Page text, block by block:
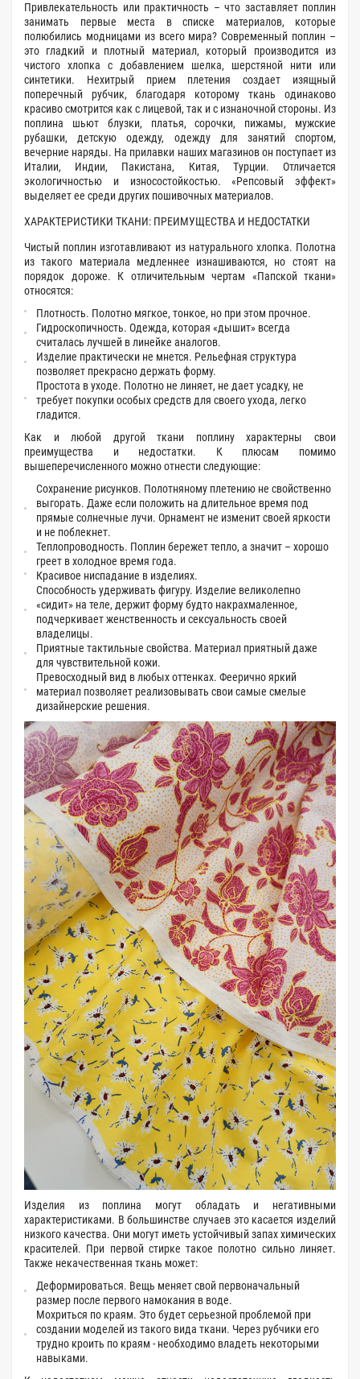
Привлекательность или практичность – что заставляет поплин
занимать первые места в списке материалов, которые
полюбились модницами из всего мира? Современный поплин –
это гладкий и плотный материал, который производится из
чистого хлопка с добавлением шелка, шерстяной нити или
синтетики. Нехитрый прием плетения создает изящный
поперечный рубчик, благодаря которому ткань одинаково
красиво смотрится как с лицевой, так и с изнаночной стороны. Из
поплина шьют блузки, платья, сорочки, пижамы, мужские
рубашки, детскую одежду, одежду для занятий спортом,
вечерние наряды. На прилавки наших магазинов он поступает из
Италии, Индии, Пакистана, Китая, Турции. Отличается
экологичностью и износостойкостью. «Репсовый эффект»
выделяет ее среди других пошивочных материалов.
ХАРАКТЕРИСТИКИ ТКАНИ: ПРЕИМУЩЕСТВА И НЕДОСТАТКИ
Чистый поплин изготавливают из натурального хлопка. Полотна
из такого материала медленнее изнашиваются, но стоят на
порядок дороже. К отличительным чертам «Папской ткани»
относятся:
Плотность. Полотно мягкое, тонкое, но при этом прочное.
Гидроскопичность. Одежда, которая «дышит» всегда
считалась лучшей в линейке аналогов.
Изделие практически не мнется. Рельефная структура
позволяет прекрасно держать форму.
Простота в уходе. Полотно не линяет, не дает усадку, не
требует покупки особых средств для своего ухода, легко
гладится.
Как и любой другой ткани поплину характерны свои
преимущества и недостатки. К плюсам помимо
вышеперечисленного можно отнести следующие:
Сохранение рисунков. Полотняному плетению не свойственно
выгорать. Даже если положить на длительное время под
прямые солнечные лучи. Орнамент не изменит своей яркости
и не поблекнет.
Теплопроводность. Поплин бережет тепло, а значит – хорошо
греет в холодное время года.
Красивое ниспадание в изделиях.
Способность удерживать фигуру. Изделие великолепно
«сидит» на теле, держит форму будто накрахмаленное,
подчеркивает женственность и сексуальность своей
владелицы.
Приятные тактильные свойства. Материал приятный даже
для чувствительной кожи.
Превосходный вид в любых оттенках. Феерично яркий
материал позволяет реализовывать свои самые смелые
дизайнерские решения.
Изделия из поплина могут обладать и негативными
характеристиками. В большинстве случаев это касается изделий
низкого качества. Они могут иметь устойчивый запах химических
красителей. При первой стирке такое полотно сильно линяет.
Также некачественная ткань может:
Деформироваться. Вещь меняет свой первоначальный
размер после первого намокания в воде.
Мохриться по краям. Это будет серьезной проблемой при
создании моделей из такого вида ткани. Через рубчики его
трудно кроить по краям - необходимо владеть некоторыми
навыками.